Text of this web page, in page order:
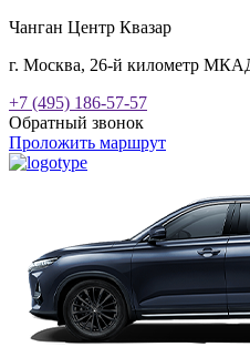
Чанган Центр Квазар
г. Москва, 26-й километр
+7 (495) 186-57-57
Обратный звонок
Проложить маршрут